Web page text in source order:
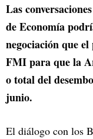
Las
de Economía
negociación que
FMI para que la
o total del
junio.
El diálogo con los